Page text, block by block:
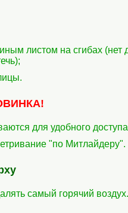
листом на сгибах (нет
для удобного
"по Митлайдеру".
самый горячий воздух.